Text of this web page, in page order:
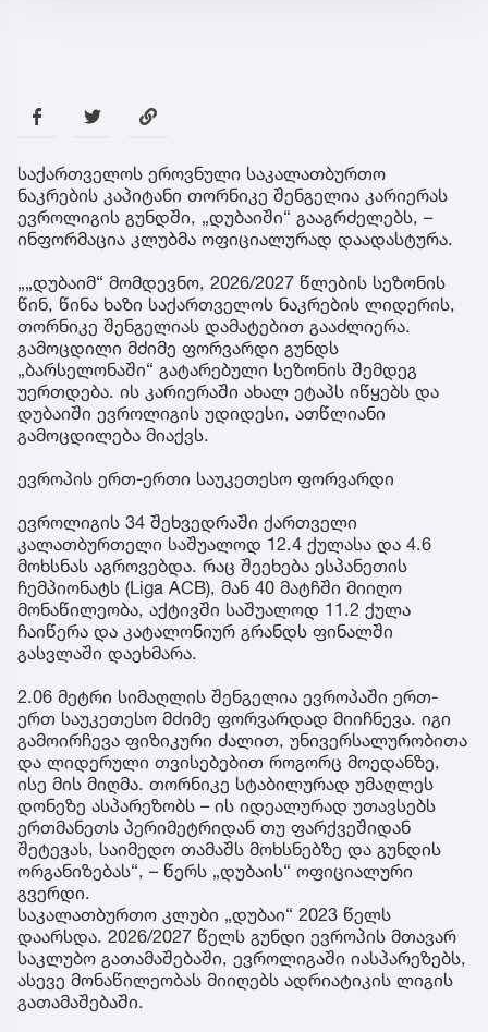
საქართველოს ეროვნული საკალათბურთო
ნაკრების კაპიტანი თორნიკე შენგელია კარიერას
ევროლიგის გუნდში, „დუბაიში“ გააგრძელებს, –
ინფორმაცია კლუბმა ოფიციალურად დაადასტურა.
„„დუბაიმ“ მომდევნო, 2026/2027 წლების სეზონის
წინ, წინა ხაზი საქართველოს ნაკრების ლიდერის,
თორნიკე შენგელიას დამატებით გააძლიერა.
გამოცდილი მძიმე ფორვარდი გუნდს
„ბარსელონაში“ გატარებული სეზონის შემდეგ
უერთდება. ის კარიერაში ახალ ეტაპს იწყებს და
დუბაიში ევროლიგის უდიდესი, ათწლიანი
გამოცდილება მიაქვს.
ევროპის ერთ-ერთი საუკეთესო ფორვარდი
ევროლიგის 34 შეხვედრაში ქართველი
კალათბურთელი საშუალოდ 12.4 ქულასა და 4.6
მოხსნას აგროვებდა. რაც შეეხება ესპანეთის
ჩემპიონატს (Liga ACB), მან 40 მატჩში მიიღო
მონაწილეობა, აქტივში საშუალოდ 11.2 ქულა
ჩაიწერა და კატალონიურ გრანდს ფინალში
გასვლაში დაეხმარა.
2.06 მეტრი სიმაღლის შენგელია ევროპაში ერთ-
ერთ საუკეთესო მძიმე ფორვარდად მიიჩნევა. იგი
გამოირჩევა ფიზიკური ძალით, უნივერსალურობითა
და ლიდერული თვისებებით როგორც მოედანზე,
ისე მის მიღმა. თორნიკე სტაბილურად უმაღლეს
დონეზე ასპარეზობს – ის იდეალურად უთავსებს
ერთმანეთს პერიმეტრიდან თუ ფარქვეშიდან
შეტევას, საიმედო თამაშს მოხსნებზე და გუნდის
ორგანიზებას“, – წერს „დუბაის“ ოფიციალური
გვერდი.
საკალათბურთო კლუბი „დუბაი“ 2023 წელს
დაარსდა. 2026/2027 წელს გუნდი ევროპის მთავარ
საკლუბო გათამაშებაში, ევროლიგაში იასპარეზებს,
ასევე მონაწილეობას მიიღებს ადრიატიკის ლიგის
გათამაშებაში.